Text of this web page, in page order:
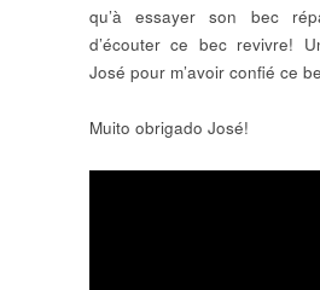
qu’à essayer son bec
d’écouter ce bec revivre!
José pour m’avoir confié ce
Muito obrigado José!